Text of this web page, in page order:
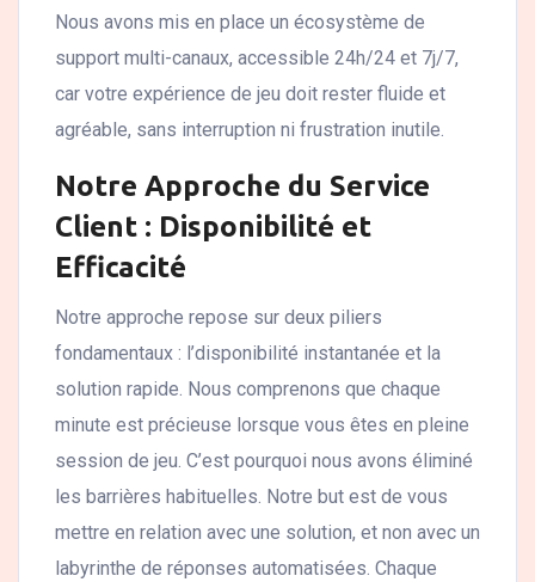
Nous avons mis en place un écosystème de
support multi-canaux, accessible 24h/24 et 7j/7,
car votre expérience de jeu doit rester fluide et
agréable, sans interruption ni frustration inutile.
Notre Approche du Service
Client : Disponibilité et
Efficacité
Notre approche repose sur deux piliers
fondamentaux : l’disponibilité instantanée et la
solution rapide. Nous comprenons que chaque
minute est précieuse lorsque vous êtes en pleine
session de jeu. C’est pourquoi nous avons éliminé
les barrières habituelles. Notre but est de vous
mettre en relation avec une solution, et non avec un
labyrinthe de réponses automatisées. Chaque